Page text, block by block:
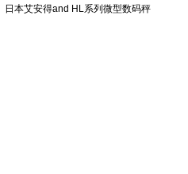
日本艾安得and HL系列微型数码秤